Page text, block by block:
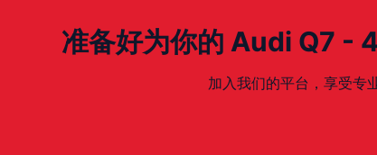
准备好为你的 Audi Q7 -
加入我们的平台，享受